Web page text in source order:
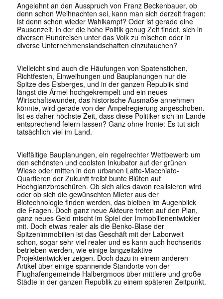
Angelehnt an den Ausspruch von Franz Beckenbauer, ob
denn schon Weihnachten sei, kann man sich derzeit fragen:
ist denn schon wieder Wahlkampf? Oder ist gerade eine
Pausenzeit, in der die hohe Politik genug Zeit findet, sich in
diversen Rundreisen unter das Volk zu mischen oder in
diverse Unternehmenslandschaften einzutauchen?
Vielleicht sind auch die Häufungen von Spatenstichen,
Richtfesten, Einweihungen und Bauplanungen nur die
Spitze des Eisberges, und in der ganzen Republik sind
längst die Ärmel hochgekrempelt und ein neues
Wirtschaftswunder, das historische Ausmaße annehmen
könnte, wird gerade von der Ampelregierung angeschoben.
Ist es daher höchste Zeit, dass diese Politiker sich im Lande
entsprechend feiern lassen? Ganz ohne Ironie: Es tut sich
tatsächlich viel im Land.
Vielfältige Bauplanungen, ein regelrechter Wettbewerb um
den schönsten und coolsten Inkubator auf der grünen
Wiese oder mitten in den urbanen Latte-Macchiato-
Quartieren der Zukunft treibt bunte Blüten auf
Hochglanzbroschüren. Ob sich alles davon realisieren wird
oder ob sich die gewünschten Mieter aus der
Biotechnologie finden werden, das bleiben im Augenblick
die Fragen. Doch ganz neue Akteure treten auf den Plan,
ganz neues Geld mischt im Spiel der Immobilienentwickler
mit. Doch etwas realer als die Benko-Blase der
Spitzenimmobilien ist das Geschäft mit der Laborwelt
schon, sogar sehr viel realer und es kann auch hochseriös
betrieben werden, wie einige langzeitaktive
Projektentwickler zeigen. Doch dazu in einem anderen
Artikel über einige spannende Standorte von der
Flughafengemeinde Halbergmoos über mittlere und große
Städte in der ganzen Republik zu einem späteren Zeitpunkt.